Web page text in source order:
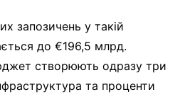
запозичень у такій
до €196,5 млрд.
створюють одразу три
та проценти